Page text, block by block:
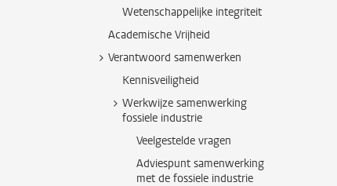
Wetenschappelijke integriteit
Academische Vrijheid
Verantwoord samenwerken
Kennisveiligheid
Werkwijze samenwerking
fossiele industrie
Veelgestelde vragen
Adviespunt samenwerking
met de fossiele industrie